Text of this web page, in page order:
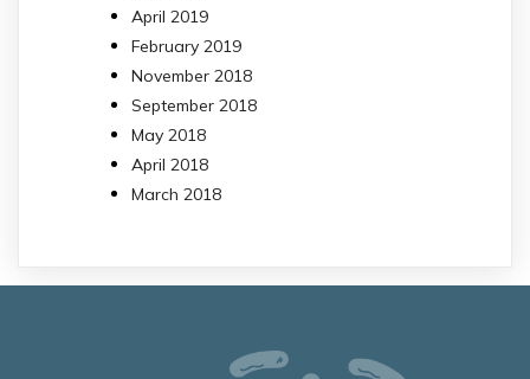
April 2019
February 2019
November 2018
September 2018
May 2018
April 2018
March 2018